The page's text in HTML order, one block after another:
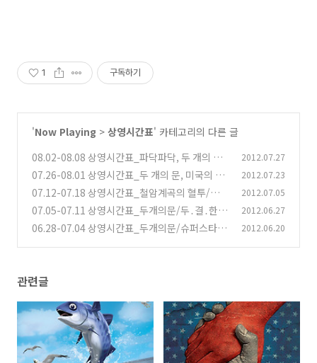
1 구독하기
'Now Playing > 상영시간표' 카테고리의 다른 글
08.02-08.08 상영시간표_파닥파닥, 두 개의 문,
미국의 바람과 불, 우쿨렐레 사랑모임, 철암계곡
의 혈투, 두.결.한.장, 어머니
(2)
2012.07.27
07.26-08.01 상영시간표_두 개의 문, 미국의 바
람과 불, 우쿨렐레 사랑모임, 철암계곡의 혈투,
두.결.한.장, 돼지의 왕, 어머니
(2)
2012.07.23
07.12-07.18 상영시간표_철암계곡의 혈투/두개
의문/두․결․한․장/어머니
(2)
2012.07.05
07.05-07.11 상영시간표_두개의문/두․결․한․
장/슈퍼스타/돼지의왕 (2)
2012.06.27
06.28-07.04 상영시간표_두개의문/슈퍼스타/
2012.06.20
관련글